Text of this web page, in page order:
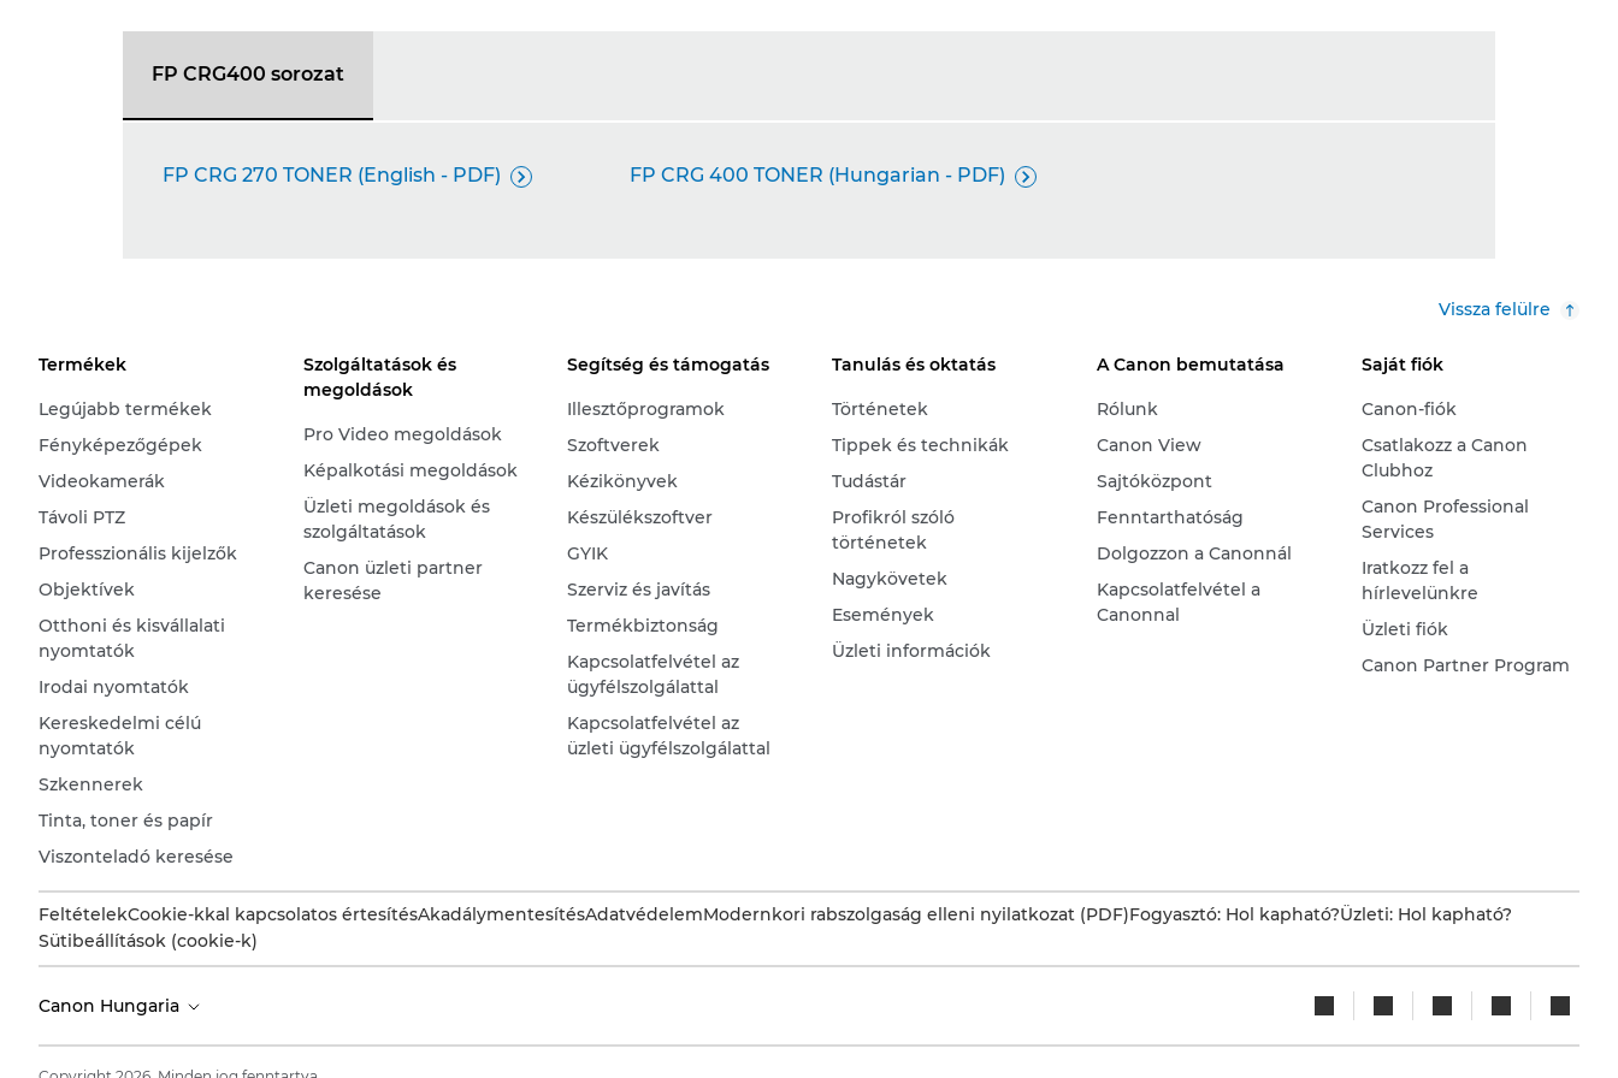
FP CRG400 sorozat
FP CRG 270 TONER (English - PDF)  FP CRG 400 TONER (Hungarian - PDF) 
Vissza felülre
Termékek
Legújabb termékek
Fényképezőgépek
Videokamerák
Távoli PTZ
Professzionális kijelzők
Objektívek
Otthoni és kisvállalati
nyomtatók
Irodai nyomtatók
Kereskedelmi célú
nyomtatók
Szkennerek
Tinta, toner és papír
Viszonteladó keresése
Szolgáltatások és
megoldások
Pro Video megoldások
Képalkotási megoldások
Üzleti megoldások és
szolgáltatások
Canon üzleti partner
keresése
Segítség és támogatás
Illesztőprogramok
Szoftverek
Kézikönyvek
Készülékszoftver
GYIK
Szerviz és javítás
Termékbiztonság
Kapcsolatfelvétel az
ügyfélszolgálattal
Kapcsolatfelvétel az
üzleti ügyfélszolgálattal
Tanulás és oktatás
Történetek
Tippek és technikák
Tudástár
Profikról szóló
történetek
Nagykövetek
Események
Üzleti információk
A Canon bemutatása
Rólunk
Canon View
Sajtóközpont
Fenntarthatóság
Dolgozzon a Canonnál
Kapcsolatfelvétel a
Canonnal
Saját fiók
Canon-fiók
Csatlakozz a Canon
Clubhoz
Canon Professional
Services
Iratkozz fel a
hírlevelünkre
Üzleti fiók
Canon Partner Program
FeltételekCookie-kkal kapcsolatos értesítésAkadálymentesítésAdatvédelemModernkori rabszolgaság elleni nyilatkozat (PDF)Fogyasztó: Hol kapható?Üzleti: Hol kapható?
Sütibeállítások (cookie-k)
Canon Hungaria